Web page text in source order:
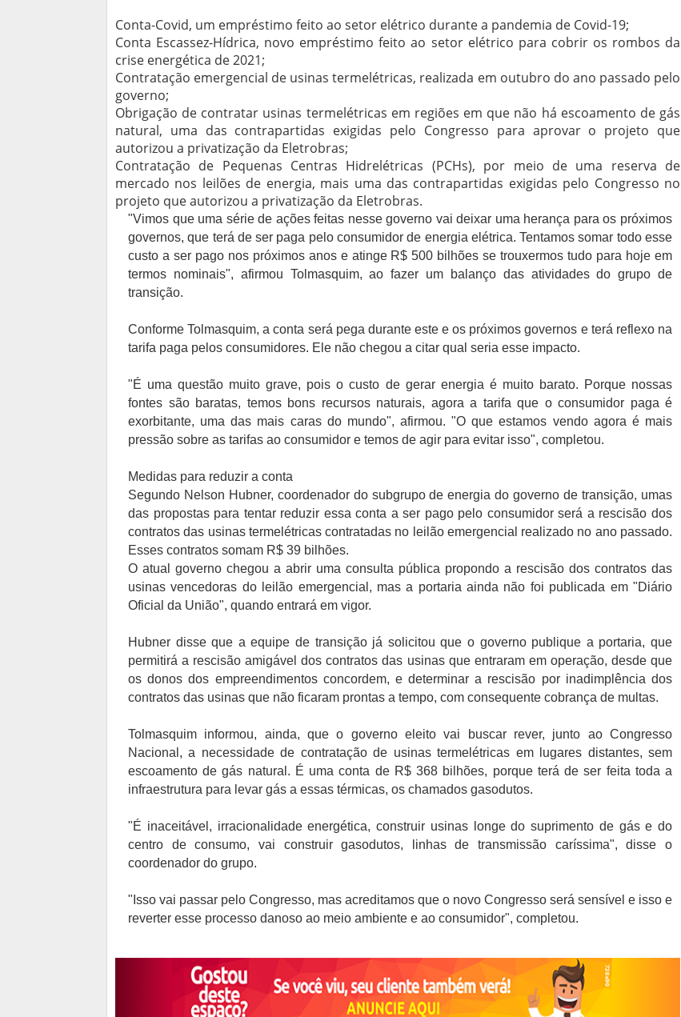
Conta-Covid, um empréstimo feito ao setor elétrico durante a pandemia de Covid-19;
Conta Escassez-Hídrica, novo empréstimo feito ao setor elétrico para cobrir os rombos da
crise energética de 2021;
Contratação emergencial de usinas termelétricas, realizada em outubro do ano passado pelo
governo;
Obrigação de contratar usinas termelétricas em regiões em que não há escoamento de gás
natural, uma das contrapartidas exigidas pelo Congresso para aprovar o projeto que
autorizou a privatização da Eletrobras;
Contratação de Pequenas Centras Hidrelétricas (PCHs), por meio de uma reserva de
mercado nos leilões de energia, mais uma das contrapartidas exigidas pelo Congresso no
projeto que autorizou a privatização da Eletrobras.
"Vimos que uma série de ações feitas nesse governo vai deixar uma herança para os próximos
governos, que terá de ser paga pelo consumidor de energia elétrica. Tentamos somar todo esse
custo a ser pago nos próximos anos e atinge R$ 500 bilhões se trouxermos tudo para hoje em
termos nominais", afirmou Tolmasquim, ao fazer um balanço das atividades do grupo de
transição.
Conforme Tolmasquim, a conta será pega durante este e os próximos governos e terá reflexo na
tarifa paga pelos consumidores. Ele não chegou a citar qual seria esse impacto.
"É uma questão muito grave, pois o custo de gerar energia é muito barato. Porque nossas
fontes são baratas, temos bons recursos naturais, agora a tarifa que o consumidor paga é
exorbitante, uma das mais caras do mundo", afirmou. "O que estamos vendo agora é mais
pressão sobre as tarifas ao consumidor e temos de agir para evitar isso", completou.
Medidas para reduzir a conta
Segundo Nelson Hubner, coordenador do subgrupo de energia do governo de transição, umas
das propostas para tentar reduzir essa conta a ser pago pelo consumidor será a rescisão dos
contratos das usinas termelétricas contratadas no leilão emergencial realizado no ano passado.
Esses contratos somam R$ 39 bilhões.
O atual governo chegou a abrir uma consulta pública propondo a rescisão dos contratos das
usinas vencedoras do leilão emergencial, mas a portaria ainda não foi publicada em "Diário
Oficial da União", quando entrará em vigor.
Hubner disse que a equipe de transição já solicitou que o governo publique a portaria, que
permitirá a rescisão amigável dos contratos das usinas que entraram em operação, desde que
os donos dos empreendimentos concordem, e determinar a rescisão por inadimplência dos
contratos das usinas que não ficaram prontas a tempo, com consequente cobrança de multas.
Tolmasquim informou, ainda, que o governo eleito vai buscar rever, junto ao Congresso
Nacional, a necessidade de contratação de usinas termelétricas em lugares distantes, sem
escoamento de gás natural. É uma conta de R$ 368 bilhões, porque terá de ser feita toda a
infraestrutura para levar gás a essas térmicas, os chamados gasodutos.
"É inaceitável, irracionalidade energética, construir usinas longe do suprimento de gás e do
centro de consumo, vai construir gasodutos, linhas de transmissão caríssima", disse o
coordenador do grupo.
"Isso vai passar pelo Congresso, mas acreditamos que o novo Congresso será sensível e isso e
reverter esse processo danoso ao meio ambiente e ao consumidor", completou.